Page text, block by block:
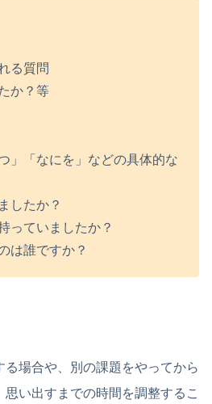
れる質問
か？等
」「なにを」などの具体的な
したか？
ていましたか？
誰ですか？
場合や、別の課題をやってから
い出すまでの時間を調整するこ